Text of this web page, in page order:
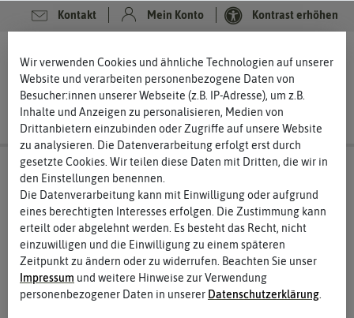
Kontakt Mein Konto Kontrast erhöhen
Wir verwenden Cookies und ähnliche Technologien auf unserer
Website und verarbeiten personenbezogene Daten von
Besucher:innen unserer Webseite (z.B. IP-Adresse), um z.B.
Inhalte und Anzeigen zu personalisieren, Medien von
Drittanbietern einzubinden oder Zugriffe auf unsere Website
zu analysieren. Die Datenverarbeitung erfolgt erst durch
gesetzte Cookies. Wir teilen diese Daten mit Dritten, die wir in
den Einstellungen benennen.
Die Datenverarbeitung kann mit Einwilligung oder aufgrund
eines berechtigten Interesses erfolgen. Die Zustimmung kann
erteilt oder abgelehnt werden. Es besteht das Recht, nicht
einzuwilligen und die Einwilligung zu einem späteren
Zeitpunkt zu ändern oder zu widerrufen. Beachten Sie unser
Impressum und weitere Hinweise zur Verwendung
personenbezogener Daten in unserer Daten­schutz­erklärung